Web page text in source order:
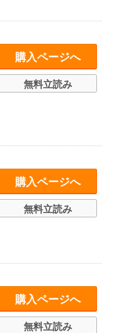
購入ページへ
無料立読み
購入ページへ
無料立読み
購入ページへ
無料立読み